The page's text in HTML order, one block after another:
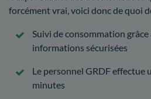
forcément vrai, voici donc de quoi
Suivi de consommation grâce
informations sécurisées
Le personnel GRDF effectue
minutes